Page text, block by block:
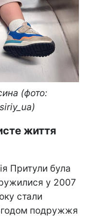
(фото:
життя
Притули була
у 2007
стали
подружжя